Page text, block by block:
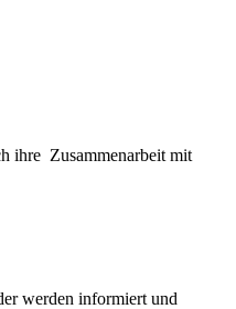
ihre Zusammenarbeit mit
werden informiert und